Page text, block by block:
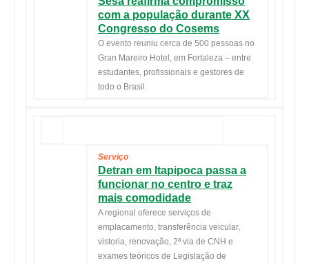
com a população durante XX
Congresso do Cosems
O evento reuniu cerca de 500 pessoas no
Gran Mareiro Hotel, em Fortaleza – entre
estudantes, profissionais e gestores de
todo o Brasil.
Serviço
Detran em Itapipoca passa a
funcionar no centro e traz
mais comodidade
A regional oferece serviços de
emplacamento, transferência veicular,
vistoria, renovação, 2ª via de CNH e
exames teóricos de Legislação de